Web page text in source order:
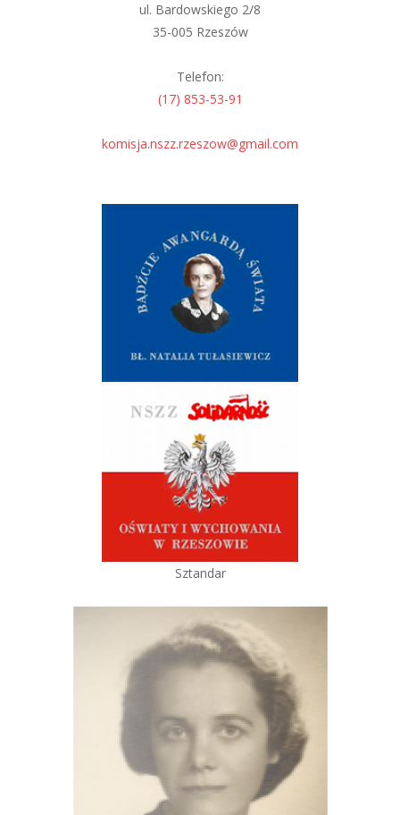
ul. Bardowskiego 2/8
35-005 Rzeszów
Telefon:
(17) 853-53-91
komisja.nszz.rzeszow@gmail.com
Sztandar